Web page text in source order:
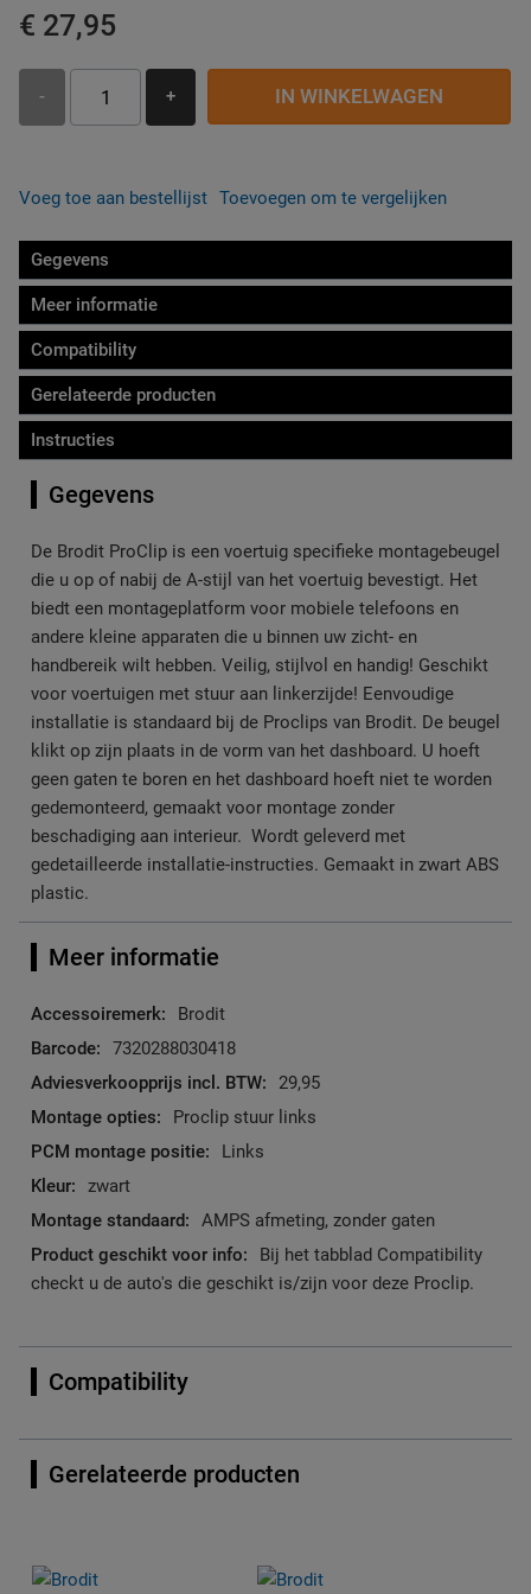
€ 27,95
- + IN WINKELWAGEN
Voeg toe aan bestellijst Toevoegen om te vergelijken
Gegevens
Meer informatie
Compatibility
Gerelateerde producten
Instructies
Gegevens
De Brodit ProClip is een voertuig specifieke montagebeugel
die u op of nabij de A-stijl van het voertuig bevestigt. Het
biedt een montageplatform voor mobiele telefoons en
andere kleine apparaten die u binnen uw zicht- en
handbereik wilt hebben. Veilig, stijlvol en handig! Geschikt
voor voertuigen met stuur aan linkerzijde! Eenvoudige
installatie is standaard bij de Proclips van Brodit. De beugel
klikt op zijn plaats in de vorm van het dashboard. U hoeft
geen gaten te boren en het dashboard hoeft niet te worden
gedemonteerd, gemaakt voor montage zonder
beschadiging aan interieur. Wordt geleverd met
gedetailleerde installatie-instructies. Gemaakt in zwart ABS
plastic.
Meer informatie
Meer
informatie
Brodit
7320288030418
29,95
Proclip stuur links
Links
zwart
AMPS afmeting, zonder gaten
Bij het tabblad Compatibility
checkt u de auto's die geschikt is/zijn voor deze Proclip.
Compatibility
Gerelateerde producten